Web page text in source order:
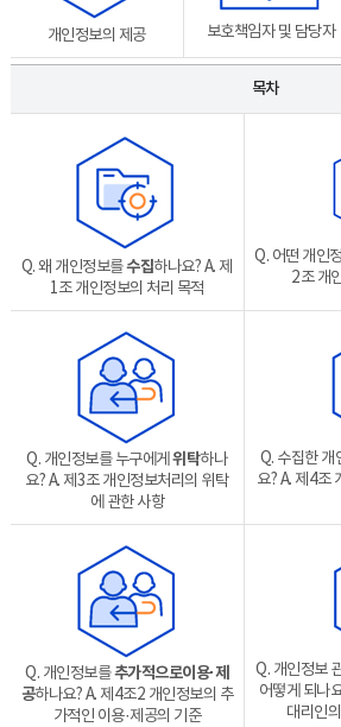
개인정보의 제공 보호책임자 및 담당자
목차
Q. 왜 개인정보를수집하나요?A. 제
1조 개인정보의 처리 목적
Q. 어떤 개인
2조 개
Q. 개인정보를 누구에게위탁하나
요?A. 제3조 개인정보처리의 위탁
에 관한 사항
Q. 수집한 개
요?A. 제4조
Q. 개인정보를추가적으로이용·제
공하나요?A. 제4조2 개인정보의 추
가적인 이용·제공의 기준
Q. 개인정보
어떻게 되나
대리인